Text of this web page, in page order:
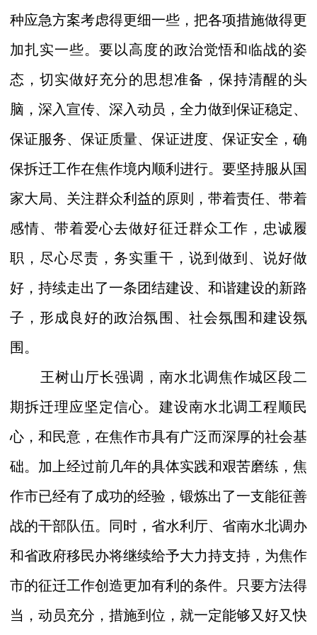
种应急方案考虑得更细一些，把各项措施做得更
加扎实一些。要以高度的政治觉悟和临战的姿
态，切实做好充分的思想准备，保持清醒的头
脑，深入宣传、深入动员， 全力做到保证稳定、
保证服务、保证质量、保证进度、保证安全，确
保拆迁工作在焦作境内顺利进行。 要坚持服从国
家大局、关注群众利益的原则， 带着责任、带着
感情、带着爱心去做好征迁群众工作，忠诚履
职，尽心尽责，务实重干，说到做到、说好做
好，持续走出了一条团结建设、和谐建设的新路
子，形成良好的政治氛围、社会氛围和建设氛
围 。
王树山厅长强调，南水北调焦作城区段二
期拆迁理应坚定信心。建设南水北调工程顺民
心，和民意，在焦作市具有广泛而深厚的社会基
础。加上经过前几年的具体实践和艰苦磨练，焦
作市已经有了成功的经验，锻炼出了一支能征善
战的干部队伍。同时，省水利厅、省南水北调办
和省政府移民办将继续给予大力持支持，为焦作
市的征迁工作创造更加有利的条件。只要方法得
当，动员充分，措施到位，就一定能够又好又快